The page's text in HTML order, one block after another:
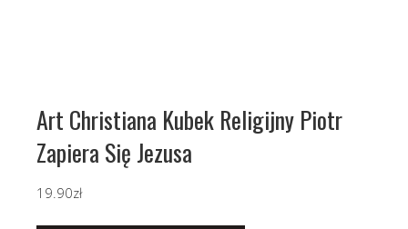
Art Christiana Kubek Religijny Piotr
Zapiera Się Jezusa
19.90zł